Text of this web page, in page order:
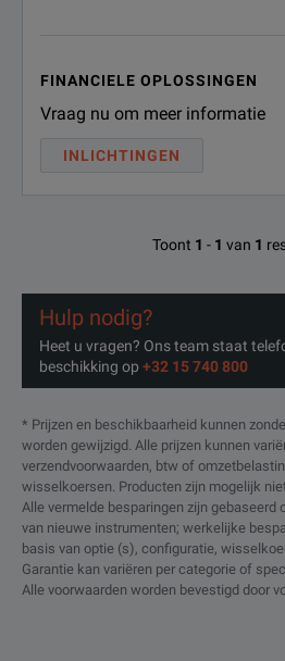
FINANCIELE OPLOSSINGEN
Vraag nu om meer informatie
INLICHTINGEN
Toont 1 - 1 van 1
Hulp nodig?
Heet u vragen? Ons team staat
beschikking op +32 15 740 800
* Prijzen en beschikbaarheid kunnen
worden gewijzigd. Alle prijzen kunnen
verzendvoorwaarden, btw of
wisselkoersen. Producten zijn mogelijk
Alle vermelde besparingen zijn gebaseerd
van nieuwe instrumenten; werkelijke
basis van optie (s), configuratie,
Garantie kan variëren per categorie of
Alle voorwaarden worden bevestigd door